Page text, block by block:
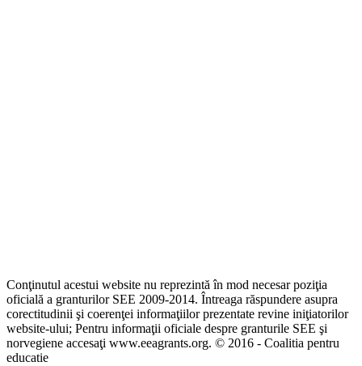
Conţinutul acestui website nu reprezintă în mod necesar poziţia
oficială a granturilor SEE 2009-2014. Întreaga răspundere asupra
corectitudinii şi coerenţei informaţiilor prezentate revine iniţiatorilor
website-ului; Pentru informaţii oficiale despre granturile SEE şi
norvegiene accesaţi www.eeagrants.org. © 2016 - Coalitia pentru
educatie